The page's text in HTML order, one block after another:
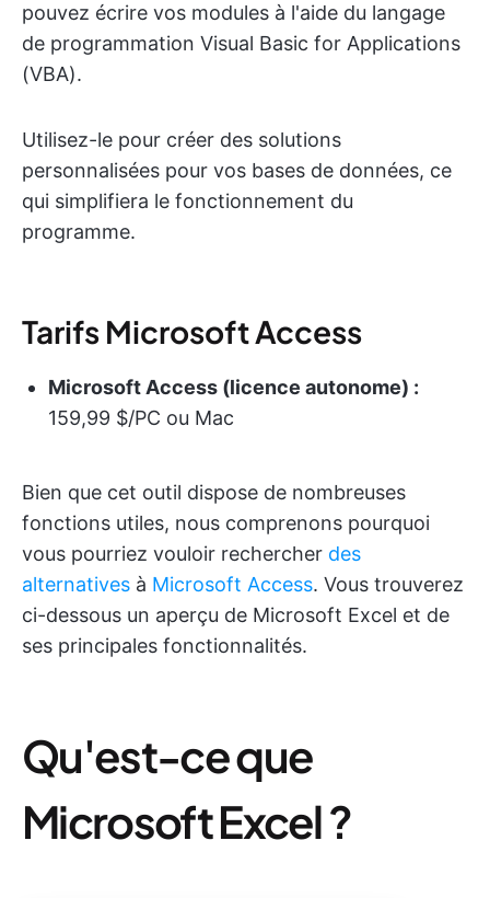
pouvez écrire vos modules à l'aide du langage
de programmation Visual Basic for Applications
(VBA).
Utilisez-le pour créer des solutions
personnalisées pour vos bases de données, ce
qui simplifiera le fonctionnement du
programme.
Tarifs Microsoft Access
Microsoft Access (licence autonome) :
159,99 $/PC ou Mac
Bien que cet outil dispose de nombreuses
fonctions utiles, nous comprenons pourquoi
vous pourriez vouloir rechercher des
alternatives à Microsoft Access. Vous trouverez
ci-dessous un aperçu de Microsoft Excel et de
ses principales fonctionnalités.
Qu'est-ce que
Microsoft Excel ?